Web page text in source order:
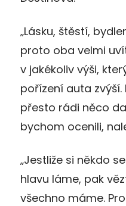
„Lásku, štěstí,
proto oba velmi
v jakékoliv výši,
pořízení auta
přesto rádi něco
bychom ocenili,
„Jestliže si někdo
hlavu láme, pak
všechno máme.